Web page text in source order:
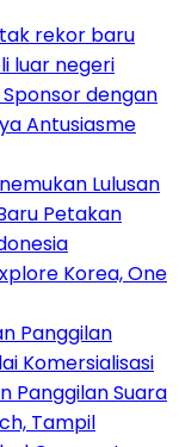
rekor baru
luar negeri
dengan
Antusiasme
Lulusan
Petakan
Korea, One
Panggilan
Komersialisasi
Panggilan Suara
Tampil